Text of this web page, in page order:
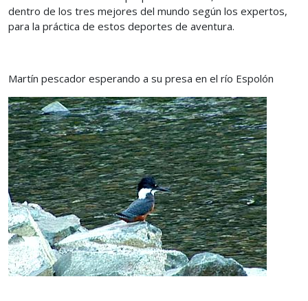
dentro de los tres mejores del mundo según los expertos,
para la práctica de estos deportes de aventura.
Martín pescador esperando a su presa en el río Espolón